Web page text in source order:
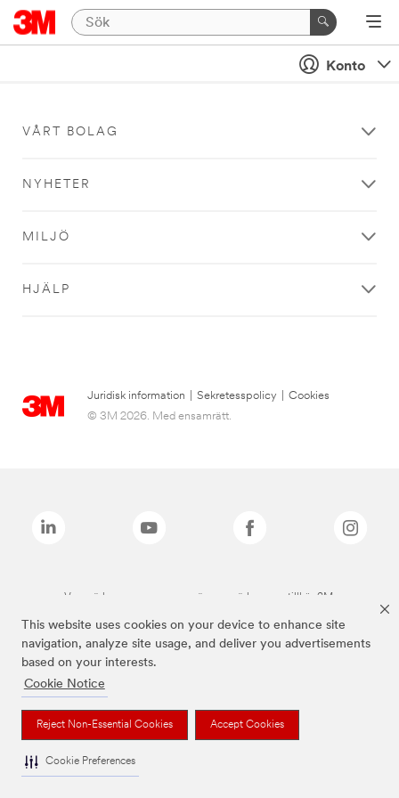
This website uses cookies on your device to enhance site
navigation, analyze site usage, and deliver you advertisements
based on your interests.
Cookie Notice
Reject Non-Essential Cookies Accept Cookies
Cookie Preferences
Konto
VÅRT BOLAG
NYHETER
MILJÖ
HJÄLP
Juridisk information Sekretesspolicy
Cookies
© 3M 2026. Med ensamrätt.
Varumärken som anges ovan är varumärken som tillhör 3M.